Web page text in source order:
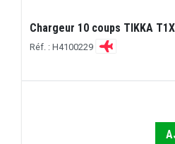
Chargeur 10 coups TIKKA
Réf. : H4100229